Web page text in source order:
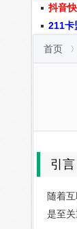
抖音
211卡
首页
引言
随着
是至